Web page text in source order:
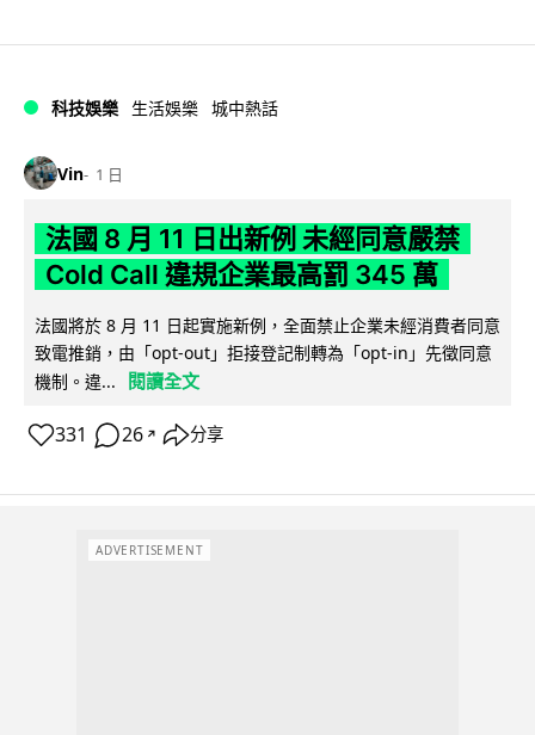
科技娛樂 生活娛樂 城中熱話
Vin 1 日
法國 8 月 11 日出新例 未經同意嚴禁
Cold Call 違規企業最高罰 345 萬
法國將於 8 月 11 日起實施新例，全面禁止企業未經消費者同意
致電推銷，由「opt-out」拒接登記制轉為「opt-in」先徵同意
機制。違...
閱讀全文
331 26 ↗ 分享
ADVERTISEMENT